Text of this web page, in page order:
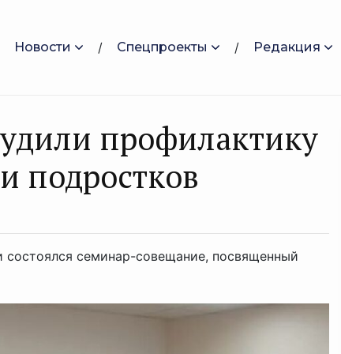
Новости Спецпроекты Редакция
профилактику
подростков
состоялся семинар-совещание, посвященный